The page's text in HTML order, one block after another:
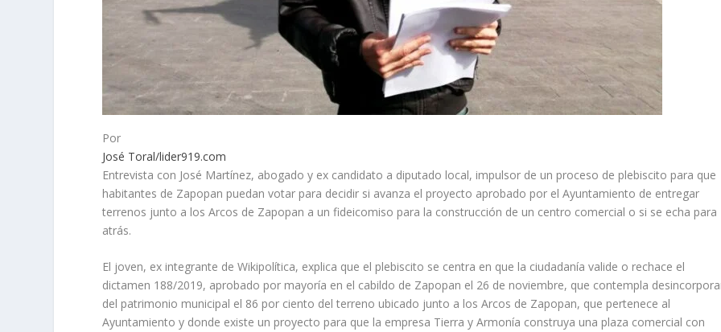
Por
José Toral/lider919.com
Entrevista con José Martínez, abogado y ex candidato a diputado local, impulsor de un proceso de plebiscito para que
habitantes de Zapopan puedan votar para decidir si avanza el proyecto aprobado por el Ayuntamiento de entregar
terrenos junto a los Arcos de Zapopan a un fideicomiso para la construcción de un centro comercial o si se echa para
atrás.
El joven, ex integrante de Wikipolítica, explica que el plebiscito se centra en que la ciudadanía valide o rechace el
dictamen 188/2019, aprobado por mayoría en el cabildo de Zapopan el 26 de noviembre, que contempla
del patrimonio municipal el 86 por ciento del terreno ubicado junto a los Arcos de Zapopan, que pertenece al
Ayuntamiento y donde existe un proyecto para que la empresa Tierra y Armonía construya una plaza comercial con